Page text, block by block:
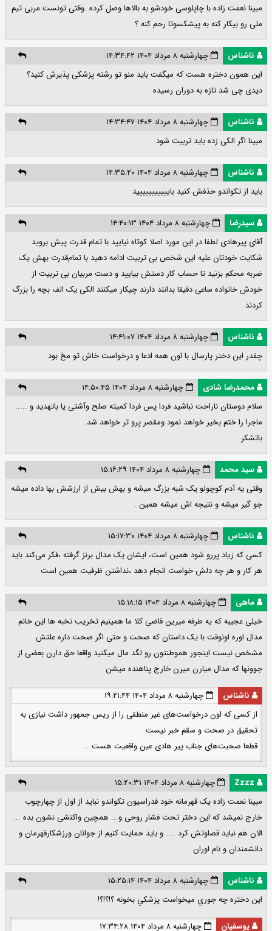
مبینا نعمت زاده با چاپلوسی خودشو به بالاها وصل کرده .وقتی تونست مربی تیم
ملی رو بیکار کنه به پیشکسوتا رحم کنه ؟
ناشناس
چهارشنبه ۸ مرداد ۱۴۰۴ ۱۴:۳۴:۴۲
این همون دختره هست که میگفت باید منو تو رشته پزشکی پذیرش کنید؟
دیدی چی شد تازه به دوران رسیده
ناشناس
چهارشنبه ۸ مرداد ۱۴۰۴ ۱۴:۳۴:۴۷
مبینا اگر الکی زده باید تربیت شود
ناشناس
چهارشنبه ۸ مرداد ۱۴۰۴ ۱۴:۳۵:۲۰
باید از تکواندو حذفش کنید باییییییییییید
سیدرضا
چهارشنبه ۸ مرداد ۱۴۰۴ ۱۴:۴۰:۱۳
آقای پیرهادی لطفا در این مورد اصلا کوتاه نیایید با تمام قدرت پیش بروید
شکایت خودتان علیه این شخص بی تربیت ادامه دهید با تمام‌قدرت بهش یک
ضربه محکم بزنید تا حساب کار دستش بیایید و دست مربیان بی تربیت از
خودش خانواده ساعی دقیقا بدانند دارند چیکار میکنند الکی یک الف بچه را بزرگ
کردند
ناشناس
چهارشنبه ۸ مرداد ۱۴۰۴ ۱۴:۴۱:۰۷
چقدر این دختر پارسال با اون همه ادعا و درخواست خاش تو مخ بود
محمدرضا شادی
چهارشنبه ۸ مرداد ۱۴۰۴ ۱۴:۵۰:۴۵
سلام دوستان ناراحت نباشید فردا پس فردا کمیته صلح وآشتی یا باتهدید و .....
ماجرا را ختم بخیر خواهد نمود ومقصر پرو تر خواهد شد.
باتشکر
سید محمد
چهارشنبه ۸ مرداد ۱۴۰۴ ۱۵:۱۶:۲۹
وقتی یه آدم کوچولو یک شبه بزرگ میشه و بهش بیش از ارزشش بها داده میشه
جو گیر میشه و نتیجه اش میشه همین .
ناشناس
چهارشنبه ۸ مرداد ۱۴۰۴ ۱۵:۱۷:۳۰
کسی که زیاد پررو شود همین است، ایشان یک مدال برنز گرفته ،فکر می‌کند باید
هر کار و هر چه دلش خواست انجام دهد ،نداشتن ظرفیت همین است
ماهی
چهارشنبه ۸ مرداد ۱۴۰۴ ۱۵:۱۸:۱۵
خیلی عجیبه که یه طرفه میرین قاضی کلا ما همینیم تخریب نخبه ها این خانم
مدال اوره اونوقت با یک داستان که صحت و حتی اگر صحت داره علتش
مشخص نیست اینجور هموطنتون رو لگد مال میکنید واقعا حق دارن بعضی از
جوونها که مدال میارن میرن خارج پناهنده میشن
ناشناس
چهارشنبه ۸ مرداد ۱۴۰۴ ۱۹:۲۱:۴۴
از کسی که اون درخواست‌های غیر منطقی را از ریس جمهور داشت نیازی به
تحقیق در صحت و سقم خبر نیست
قطعا صحبت‌های جناب پیر هادی عین واقعیت هست....
چهارشنبه ۸ مرداد ۱۴۰۴ ۱۵:۲۰:۳۱
مبینا نعمت زاده یک قهرمانه خود فدراسیون تکواندو نباید از اول از چهارچوب
خارج نمیشد که این دختر تحت فشار روحی و... همچین واکنشی نشون بده ...
الان هم نباید قصاوتش کرد .... و باید حمایت کنیم از جوانان ورزشکارقهرمان و
دانشمندان و نام اوران
ناشناس
چهارشنبه ۸ مرداد ۱۴۰۴ ۱۵:۲۵:۱۴
اين دختره چه جوري ميخواست پزشكي بخونه ؟!؟!؟!
یوسفیان چهارشنبه ۸ مرداد ۱۴۰۴ ۱۷:۳۴:۲۸